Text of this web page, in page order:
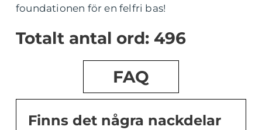
foundationen för en felfri bas!
Totalt antal ord: 496
FAQ
Finns det några nackdelar